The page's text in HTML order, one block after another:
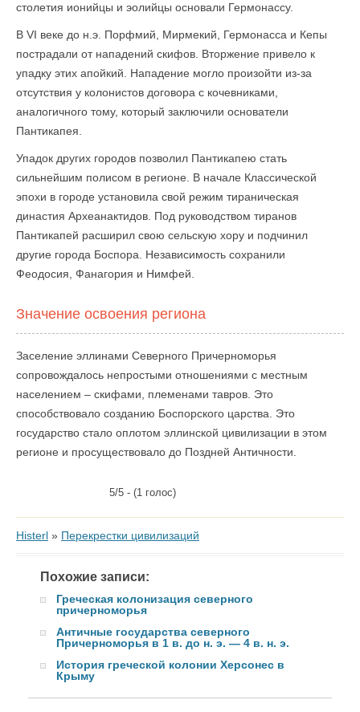
столетия ионийцы и эолийцы основали Гермонассу.
В VI веке до н.э. Порфмий, Мирмекий, Гермонасса и Кепы
пострадали от нападений скифов. Вторжение привело к
упадку этих апойкий. Нападение могло произойти из-за
отсутствия у колонистов договора с кочевниками,
аналогичного тому, который заключили основатели
Пантикапея.
Упадок других городов позволил Пантикапею стать
сильнейшим полисом в регионе. В начале Классической
эпохи в городе установила свой режим тираническая
династия Археанактидов. Под руководством тиранов
Пантикапей расширил свою сельскую хору и подчинил
другие города Боспора. Независимость сохранили
Феодосия, Фанагория и Нимфей.
Значение освоения региона
Заселение эллинами Северного Причерноморья
сопровождалось непростыми отношениями с местным
населением – скифами, племенами тавров. Это
способствовало созданию Боспорского царства. Это
государство стало оплотом эллинской цивилизации в этом
регионе и просуществовало до Поздней Античности.
5/5 - (1 голос)
Histerl » Перекрестки цивилизаций
Похожие записи:
Греческая колонизация северного
причерноморья
Античные государства северного
Причерноморья в 1 в. до н. э. — 4 в. н. э.
История греческой колонии Херсонес в
Крыму